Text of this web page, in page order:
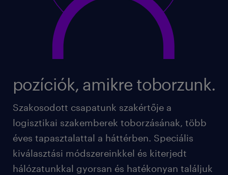
pozíciók, amikre toborzunk.
Szakosodott csapatunk szakértője a
logisztikai szakemberek toborzásának, több
éves tapasztalattal a háttérben. Speciális
kiválasztási módszereinkkel és kiterjedt
hálózatunkkal gyorsan és hatékonyan találjuk